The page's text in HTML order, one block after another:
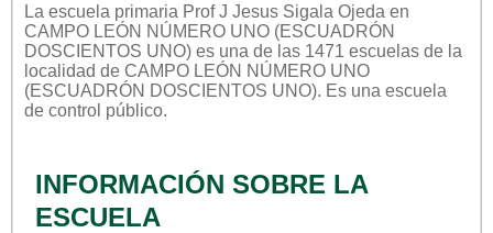
La escuela primaria Prof J Jesus Sigala Ojeda en
CAMPO LEÓN NÚMERO UNO (ESCUADRÓN
DOSCIENTOS UNO) es una de las 1471 escuelas de la
localidad de CAMPO LEÓN NÚMERO UNO
(ESCUADRÓN DOSCIENTOS UNO). Es una escuela
de control público.
INFORMACIÓN SOBRE LA
ESCUELA